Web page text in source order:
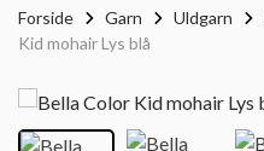
Forside Garn Uldgarn
Kid mohair Lys blå